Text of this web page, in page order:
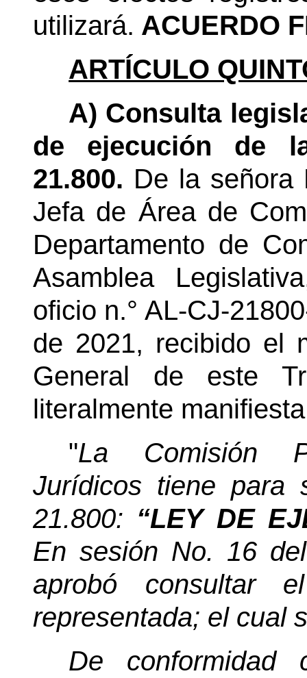
utilizará. ACUERDO
ARTÍCULO
A) Consulta
de ejecución de
21.800. De la señora
Jefa de Área de
Departamento de
Asamblea
oficio n.° AL-CJ-
de 2021, recibido el
General de este
literalmente
"La Comisión
Jurídicos tiene para
21.800: “LEY DE
En sesión No. 16
aprobó consultar
representada; el cual
De